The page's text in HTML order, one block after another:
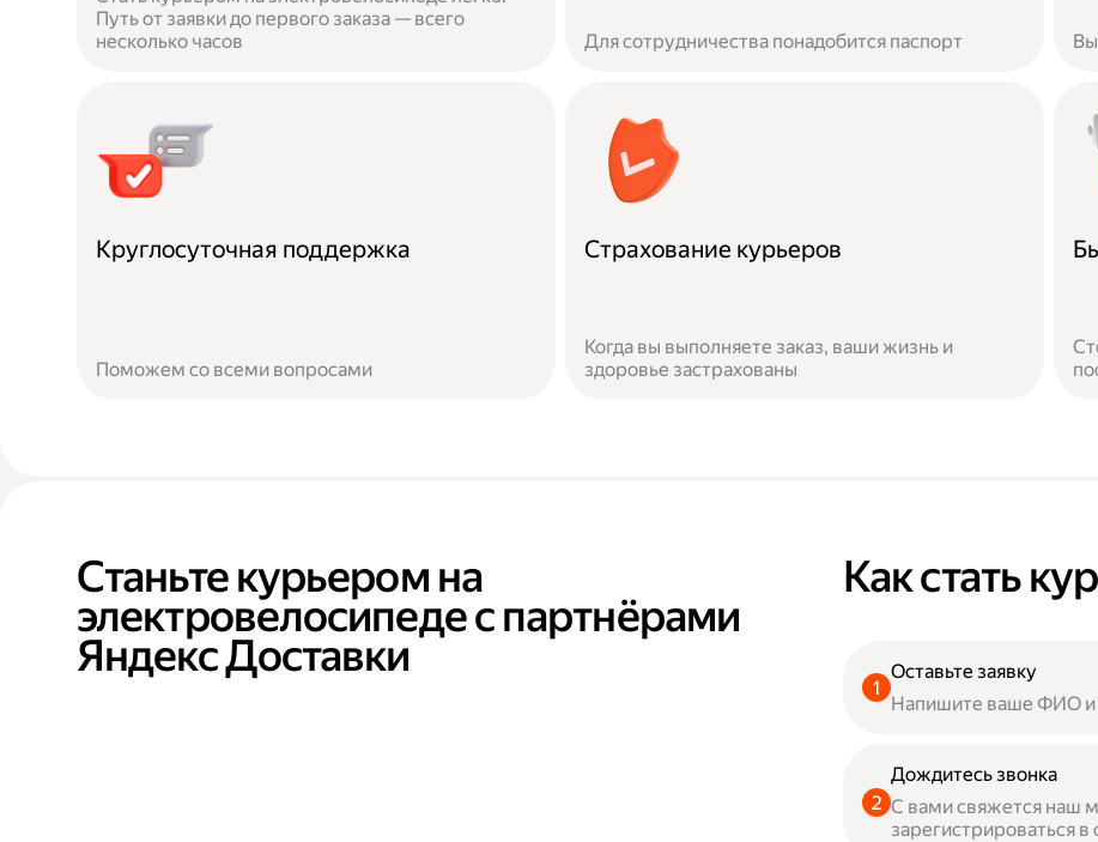
Путь от заявки до первого заказа — всего
несколько часов
Для сотрудничества понадобится паспорт
Круглосуточная поддержка
Поможем со всеми вопросами
Страхование курьеров
Когда вы выполняете заказ, ваши жизнь и
здоровье застрахованы
Станьте курьером на
электровелосипеде с партнёрами
Яндекс Доставки
Как стать
Оставьте заявку
Напишите ваше ФИО и
Дождитесь звонка
С вами свяжется наш
зарегистрироваться в